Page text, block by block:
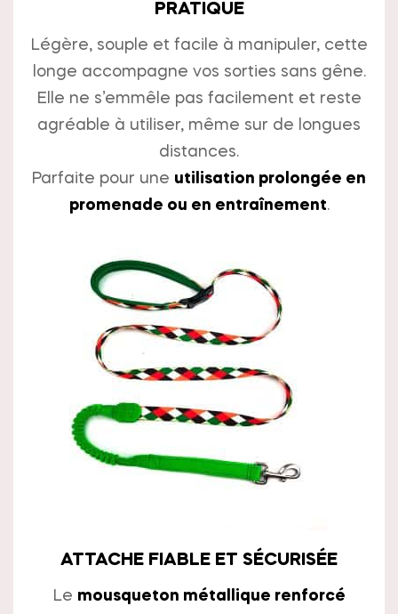
PRATIQUE
Légère, souple et facile à manipuler, cette
longe accompagne vos sorties sans gêne.
Elle ne s’emmêle pas facilement et reste
agréable à utiliser, même sur de longues
distances.
Parfaite pour une utilisation prolongée en
promenade ou en entraînement.
ATTACHE FIABLE ET SÉCURISÉE
Le mousqueton métallique renforcé